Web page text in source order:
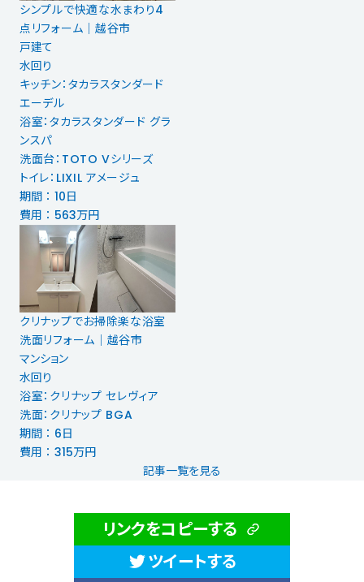
シンプルで快適な水まわり4
点リフォーム｜越谷市
戸建て
水回り
キッチン：タカラスタンダード
エーデル
浴室：タカラスタンダード グラ
ンスパ
洗面台：TOTO Vシリーズ
トイレ：LIXIL アメージュ
期間 ： 10日
費用 ： 563万円
クリナップでお掃除楽な浴室
洗面リフォーム│越谷市
マンション
水回り
浴室：クリナップ セレヴィア
洗面：クリナップ BGA
期間 ： 6日
費用 ： 315万円
記事一覧を見る
リンクをコピーする
ツイートする